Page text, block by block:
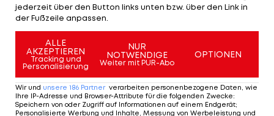
die Salzburgerin.
Die Top 20 der Qualifikation kommen beim
Olympia-Bewerb im Cluster Zhangjiakou eine
Runde weiter und ermitteln in einer weiteren
Phase die Finalisten. "Ich weiß nicht, was ich
erwarten soll. Es ist eine Wertungsrichter-
jederzeit über den Button links unten bzw. über den Link in
der Fußzeile anpassen.
ALLE
AKZEPTIEREN
Tracking und
Personalisierung
NUR
NOTWENDIGE
Weiter mit PUR-Abo
OPTIONEN
Wir und unsere 186 Partner verarbeiten personenbezogene Daten, wie
Ihre IP-Adresse und Browser-Attribute für die folgenden Zwecke:
Speichern von oder Zugriff auf Informationen auf einem Endgerät;
Personalisierte Werbung und Inhalte, Messung von Werbeleistung und